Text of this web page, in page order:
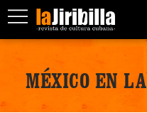
MÉXICO EN